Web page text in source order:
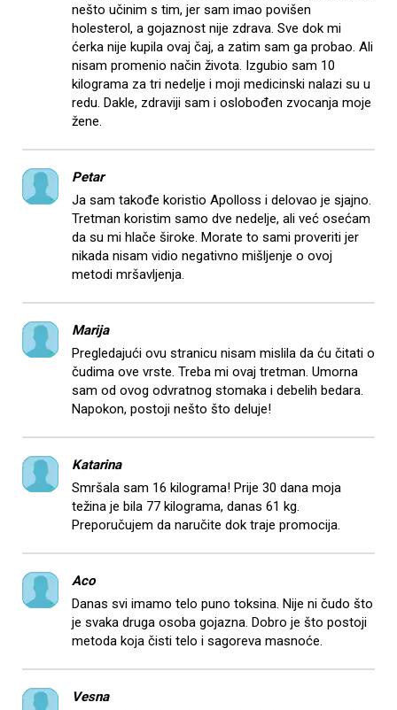
nešto učinim s tim, jer sam imao povišen
holesterol, a gojaznost nije zdrava. Sve dok mi
ćerka nije kupila ovaj čaj, a zatim sam ga probao. Ali
nisam promenio način života. Izgubio sam 10
kilograma za tri nedelje i moji medicinski nalazi su u
redu. Dakle, zdraviji sam i oslobođen zvocanja moje
žene.
Petar
Ja sam takođe koristio Apolloss i delovao je sjajno.
Tretman koristim samo dve nedelje, ali već osećam
da su mi hlače široke. Morate to sami proveriti jer
nikada nisam vidio negativno mišljenje o ovoj
metodi mršavljenja.
Marija
Pregledajući ovu stranicu nisam mislila da ću čitati o
čudima ove vrste. Treba mi ovaj tretman. Umorna
sam od ovog odvratnog stomaka i debelih bedara.
Napokon, postoji nešto što deluje!
Katarina
Smršala sam 16 kilograma! Prije 30 dana moja
težina je bila 77 kilograma, danas 61 kg.
Preporučujem da naručite dok traje promocija.
Aco
Danas svi imamo telo puno toksina. Nije ni čudo što
je svaka druga osoba gojazna. Dobro je što postoji
metoda koja čisti telo i sagoreva masnoće.
Vesna